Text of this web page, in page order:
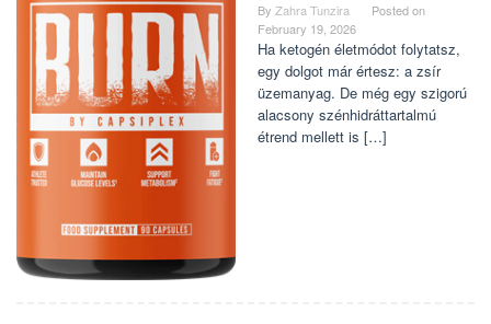
By Zahra Tunzira
Posted on
February 19, 2026
Ha ketogén életmódot folytatsz,
egy dolgot már értesz: a zsír
üzemanyag. De még egy szigorú
alacsony szénhidráttartalmú
étrend mellett is […]